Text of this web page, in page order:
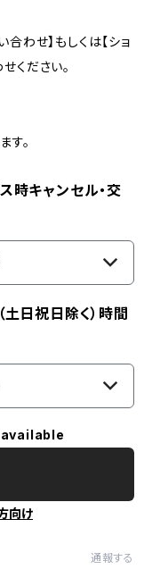
わせ】もしくは【ショ
ください。
す。
時キャンセル・交
日祝日除く）時間
向け
通報する